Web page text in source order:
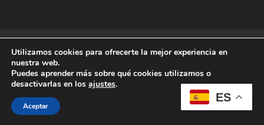
Terminos y condiciones
Política de Cookies
Producida por Tempus Fugit Studio
ES
Utilizamos cookies para ofrecerte la mejor experiencia en
nuestra web.
Puedes aprender más sobre qué cookies utilizamos o
desactivarlas en los ajustes.
Aceptar